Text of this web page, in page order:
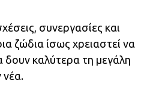
συνεργασίες και
ζώδια ίσως χρειαστεί να
δουν καλύτερα τη μεγάλη
νέα.